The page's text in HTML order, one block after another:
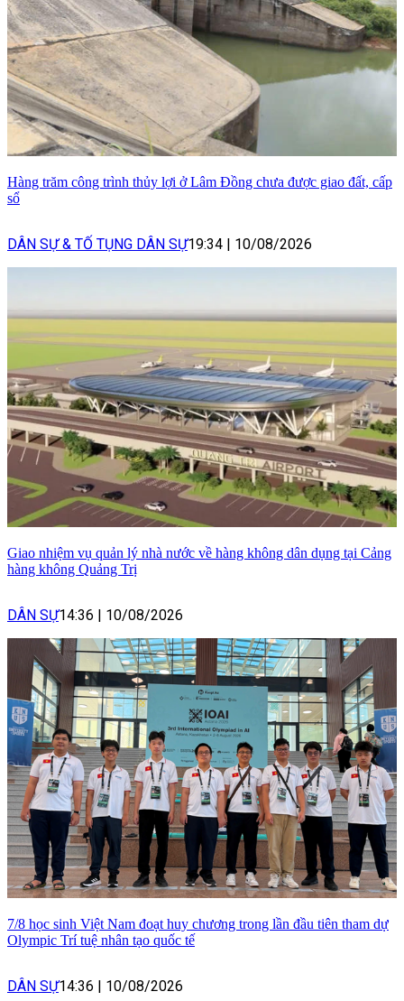
Hàng trăm công trình thủy lợi ở Lâm Đồng chưa được giao đất, cấp
sổ
DÂN SỰ & TỐ TỤNG DÂN SỰ19:34 10/08/2026
Giao nhiệm vụ quản lý nhà nước về hàng không dân dụng tại Cảng
hàng không Quảng Trị
DÂN SỰ14:36 10/08/2026
7/8 học sinh Việt Nam đoạt huy chương trong lần đầu tiên tham dự
Olympic Trí tuệ nhân tạo quốc tế
DÂN SỰ14:36 10/08/2026